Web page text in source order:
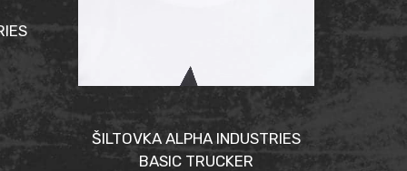
ŠILTOVKA ALPHA INDUSTRIES
BASIC TRUCKER